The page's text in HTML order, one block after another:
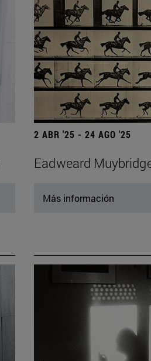
2 ABR '25 - 24 AGO '25
Eadweard
Más información